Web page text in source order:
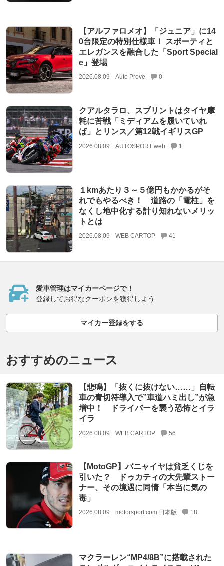
【アルファロメオ】「ジュニア」に14
0台限定の特別仕様車！ スポーティと
エレガンスを融合した「Sport Special
e」登場
2026.08.09 Auto Prove 0
クアルタラロ、スプリントはタイヤ摩
耗に苦戦「ミディアムを履いていれ
ば」とリンス／第12戦イギリスGP
2026.08.09 AUTOSPORT web 1
１kmあたり３～５億円もかかるがそ
れでもやるべき！ 道路の「電柱」を
なくし地中化する計り知れないメリッ
トとは
2026.08.09 WEB CARTOP 41
愛車管理はマイカーページで！
登録してお得なクーポンを獲得しよう
マイカー登録をする
おすすめのニュース
【悲鳴】「抜くに抜けない……」自転
車の青切符導入で”車道ハミ出し”が急
増中！ ドライバーを襲う恐怖とイラ
イラ
2026.08.09 WEB CARTOP 56
【MotoGP】バニャイヤは貧乏くじを
引いた？ ドゥカティの大先輩ストー
ナー、その境遇に同情「本当に気の
毒」
2026.08.09 motorsport.com 日本版 18
マクラーレン“MP4/8B”に搭載された